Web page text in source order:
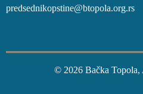
© 2026 Bačka Topola,